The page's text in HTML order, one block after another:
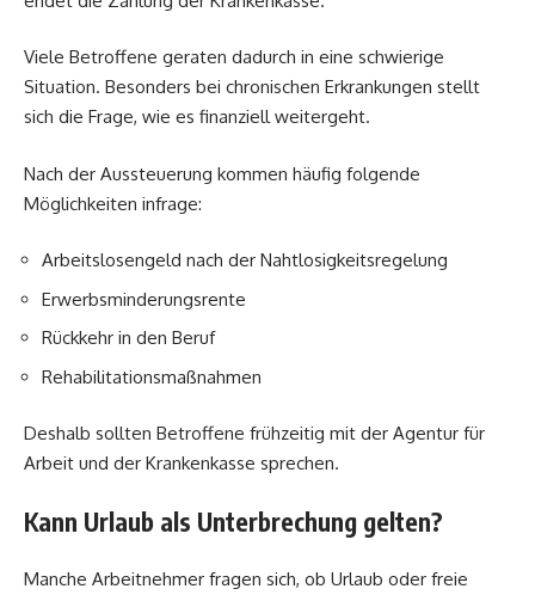
Viele Betroffene geraten dadurch in eine schwierige
Situation. Besonders bei chronischen Erkrankungen stellt
sich die Frage, wie es finanziell weitergeht.
Nach der Aussteuerung kommen häufig folgende
Möglichkeiten infrage:
Arbeitslosengeld nach der Nahtlosigkeitsregelung
Erwerbsminderungsrente
Rückkehr in den Beruf
Rehabilitationsmaßnahmen
Deshalb sollten Betroffene frühzeitig mit der Agentur für
Arbeit und der Krankenkasse sprechen.
Kann Urlaub als Unterbrechung gelten?
Manche Arbeitnehmer fragen sich, ob Urlaub oder freie